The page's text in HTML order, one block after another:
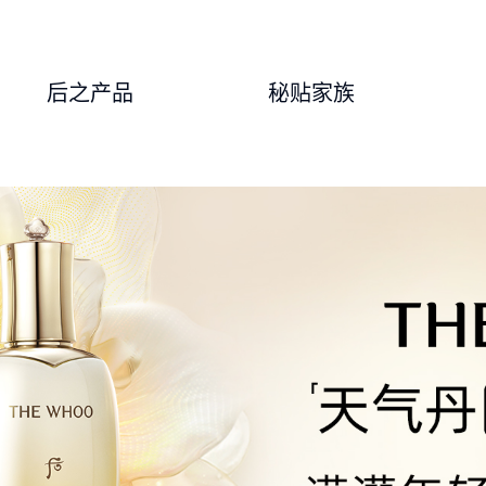
后之产品 秘贴家族